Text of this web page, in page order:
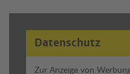
Datenschutz
Zur Anzeige von